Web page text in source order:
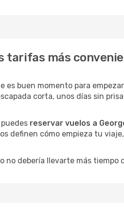
tarifas más
buen momento para
corta, unos días sin
reservar vuelos a
definen cómo empieza tu
debería llevarte más tiempo